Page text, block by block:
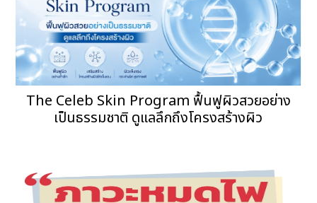
The Celeb Skin Program ฟื้นฟูผิวสวยอย่าง
เป็นธรรมชาติ ดูแลลึกถึงโครงสร้างผิว